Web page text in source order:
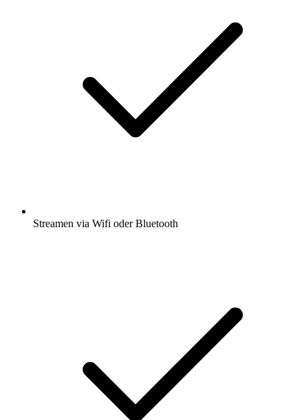
Streamen via Wifi oder Bluetooth